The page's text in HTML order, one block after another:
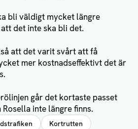
bli väldigt mycket längre
det inte ska bli det.
att det varit svårt att få
mer kostnadseffektivt det är
går det kortaste passet
inte längre finns.
Kortrutten